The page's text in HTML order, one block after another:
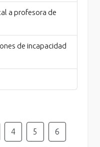
a profesora de
de incapacidad
4 5 6